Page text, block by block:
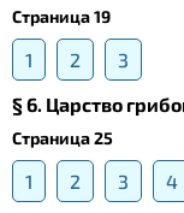
Страница 19
1 2
3
§ 6. Царство
Страница 25
1 2 3 4